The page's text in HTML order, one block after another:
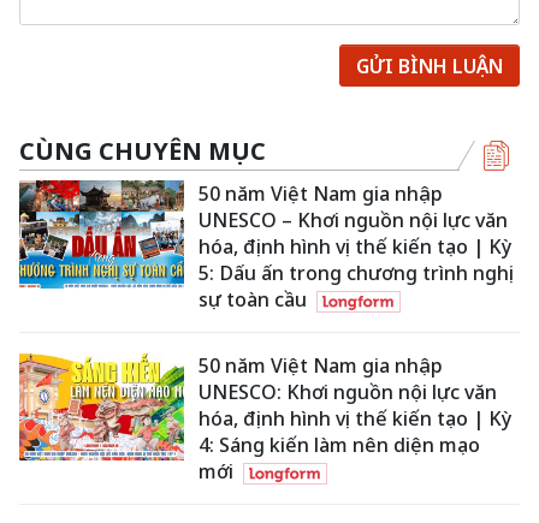
GỬI BÌNH LUẬN
CÙNG CHUYÊN MỤC
50 năm Việt Nam gia nhập
UNESCO – Khơi nguồn nội lực văn
hóa, định hình vị thế kiến tạo | Kỳ
5: Dấu ấn trong chương trình nghị
sự toàn cầu
50 năm Việt Nam gia nhập
UNESCO: Khơi nguồn nội lực văn
hóa, định hình vị thế kiến tạo | Kỳ
4: Sáng kiến làm nên diện mạo
mới